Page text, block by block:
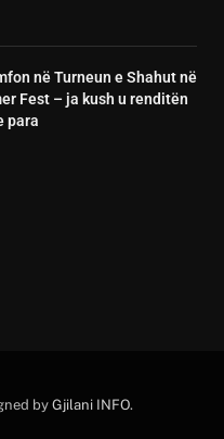
në Turneun e Shahut në
Fest – ja kush u renditën
para
by Gjilani INFO.